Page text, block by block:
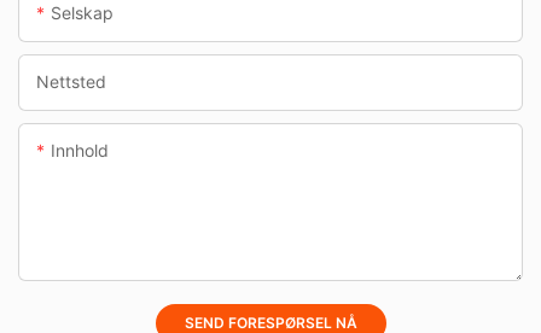
Selskap
Nettsted
Innhold
SEND FORESPØRSEL NÅ